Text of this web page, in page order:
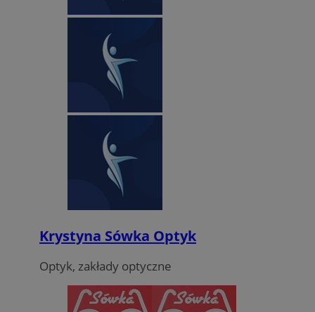
Krystyna Sówka Optyk
Optyk, zakłady optyczne